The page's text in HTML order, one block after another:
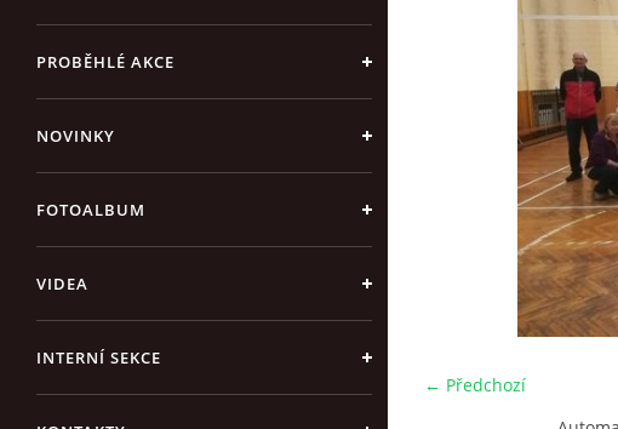
PROBĚHLÉ AKCE
NOVINKY
FOTOALBUM
VIDEA
INTERNÍ SEKCE
← Předchozí